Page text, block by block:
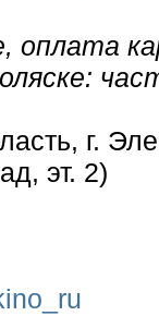
оплата
г.
эт. 2)